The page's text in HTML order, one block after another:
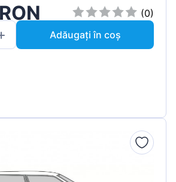
(0)
Adăugați în coș